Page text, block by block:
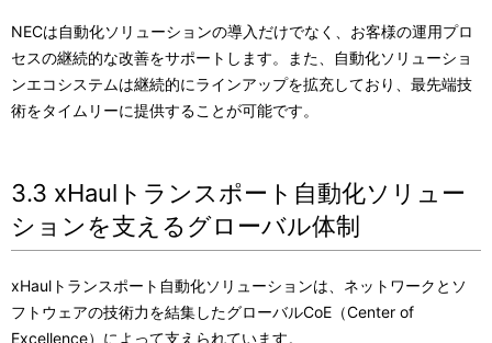
NECは自動化ソリューションの導入だけでなく、お客様の運用プロ
セスの継続的な改善をサポートします。また、自動化ソリューショ
ンエコシステムは継続的にラインアップを拡充しており、最先端技
術をタイムリーに提供することが可能です。
3.3 xHaulトランスポート自動化ソリュー
ションを支えるグローバル体制
xHaulトランスポート自動化ソリューションは、ネットワークとソ
フトウェアの技術力を結集したグローバルCoE（Center of
Excellence）によって支えられています。